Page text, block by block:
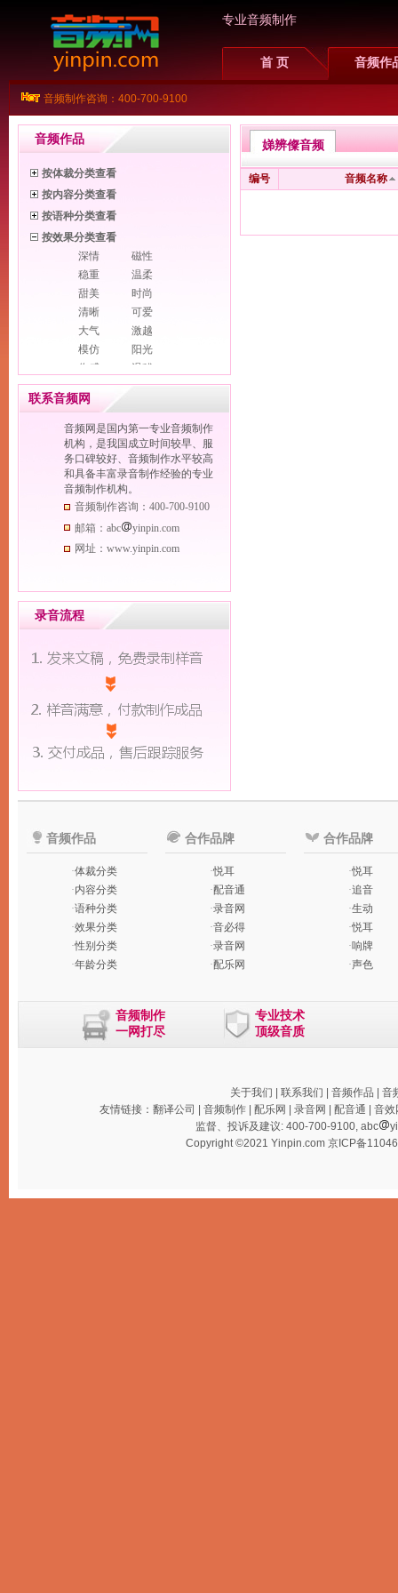
专业音频制作
首 页 音频作
音频制作咨询：400-700-9100
音频作品
按体裁分类查看
按内容分类查看
按语种分类查看
按效果分类查看
深情
磁性
稳重
温柔
甜美
时尚
清晰
可爱
大气
激越
模仿
阳光
伤感
滑稽
幽默
诙谐
情景
成熟
活力
按性别分类查看
按年龄分类查看
按节庆分类查看
联系音频网
音频网是国内第一专业音频制作
机构，是我国成立时间较早、服
务口碑较好、音频制作水平较高
和具备丰富录音制作经验的专业
音频制作机构。
音频制作咨询：400-700-9100
邮箱：abc
yinpin.com
网址：www.yinpin.com
录音流程
娣辨儏音频
编号 音频名称
音频作品
·体裁分类
·内容分类
·语种分类
·效果分类
·性别分类
·年龄分类
合作品牌
·悦耳
·配音通
·录音网
·音必得
·录音网
·配乐网
合作品牌
·悦耳
·追音
·生动
·悦耳
·响牌
·声色
音频制作
一网打尽
专业技术
顶级音质
关于我们 联系我们 音频作品
音
友情链接： 翻译公司 音频制作| 配乐网 录音网 配音通
音效
监督、投诉及建议: 400-700-9100, abc
Copyright ©2021 Yinpin.com 京ICP备